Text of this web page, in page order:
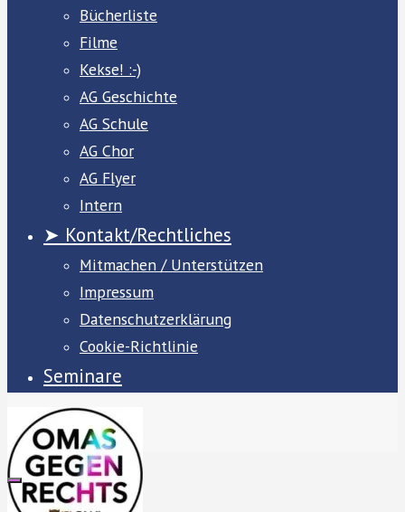
Bücherliste
Filme
Kekse! :-)
AG Geschichte
AG Schule
AG Chor
AG Flyer
Intern
➤ Kontakt/Rechtliches
Mitmachen / Unterstützen
Impressum
Datenschutzerklärung
Cookie-Richtlinie
Seminare